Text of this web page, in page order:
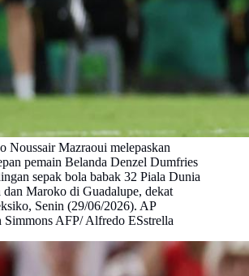
Noussair Mazraoui melepaskan
pemain Belanda Denzel Dumfries
sepak bola babak 32 Piala Dunia
dan Maroko di Guadalupe, dekat
Senin (29/06/2026). AP
Simmons AFP/ Alfredo ESstrella